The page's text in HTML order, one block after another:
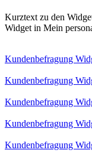
Kurztext zu den
Widget in Mein
Kundenbefragung
Kundenbefragung
Kundenbefragung
Kundenbefragung
Kundenbefragung